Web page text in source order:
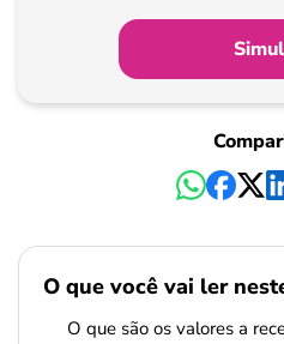
Pagamento
O que você vai ler
O que são os valores a